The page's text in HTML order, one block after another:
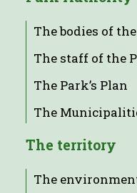
The bodies of
The staff of the
The Park’s Plan
The
The territory
The